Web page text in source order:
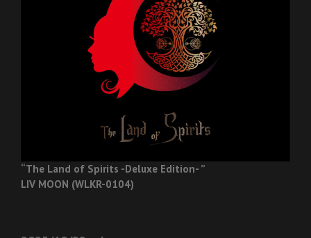
“The Land of Spirits -Deluxe Edition- ”
LIV MOON (WLKR-0104)